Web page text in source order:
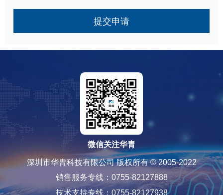
提交申请
微信关注华胄
深圳市华胄科技有限公司 版权所有 © 2005-2022
销售服务专线：0755-82127888
技术支持专线：0755-82127938